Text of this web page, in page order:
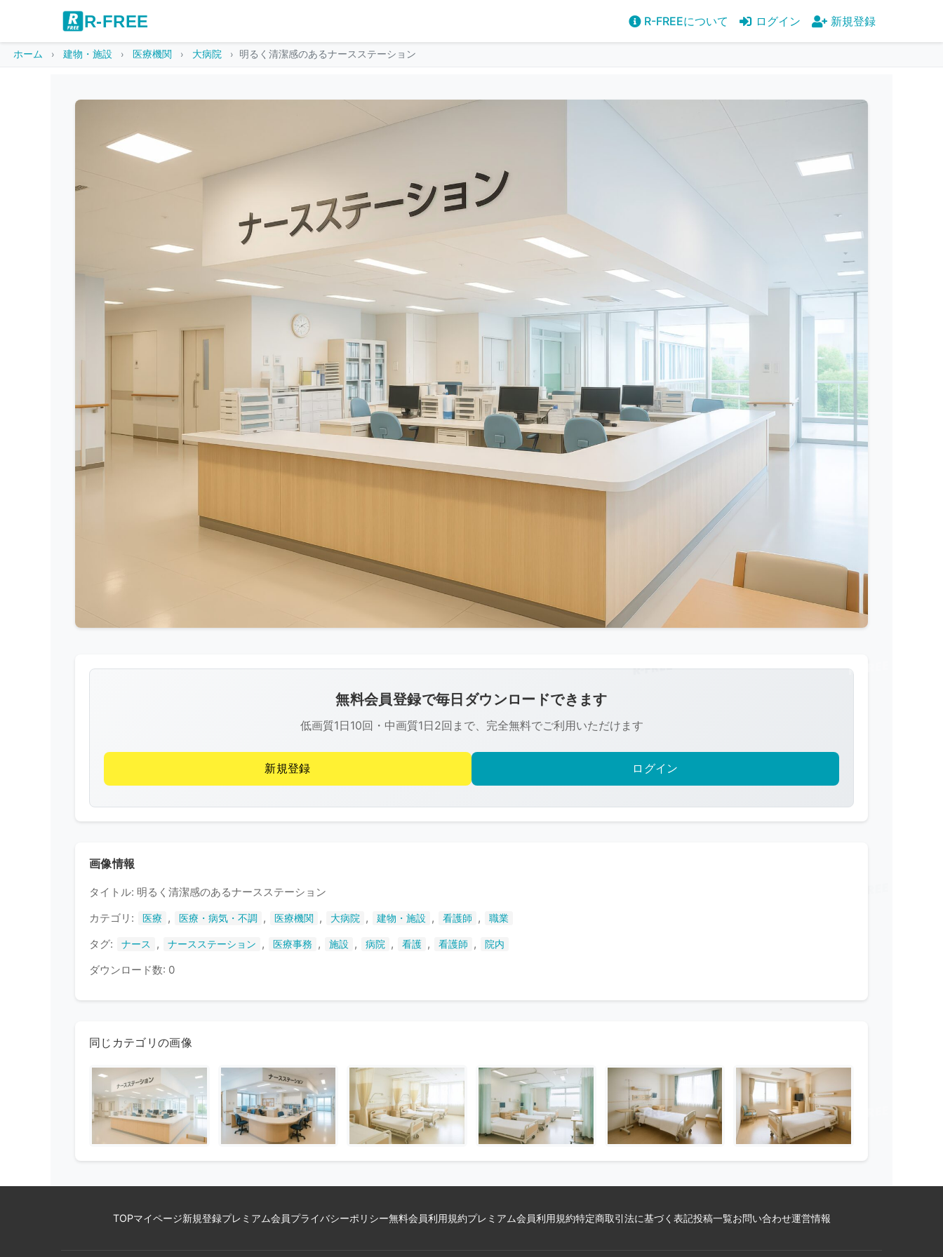
R-FREE R-FREEについて ログイン 新規登録
ホーム 建物・施設 医療機関 大病院 明るく清潔感のあるナースステーション
像
R-
FREE
著
作
権
れ
無料会員登録で毎日ダウンロードできます
低画質1日10回・中画質1日2回まで、完全無料でご利用いただけます
新規登録 ログイン
画像情報
タイトル: 明るく清潔感のあるナースステーション
カテゴリ:
医療 , 医療・病気・不調 , 医療機関 , 大病院 , 建物・施設 , 看護師 , 職業
タグ: ナース , ナースステーション , 医療事務 , 施設 , 病院 , 看護 , 看護師 , 院内
ダウンロード数: 0
同じカテゴリの画像
TOPマイページ新規登録プレミアム会員プライバシーポリシー無料会員利用規約プレミアム会員利用規約特定商取引法に基づく表記投稿一覧お問い合わせ運営情報